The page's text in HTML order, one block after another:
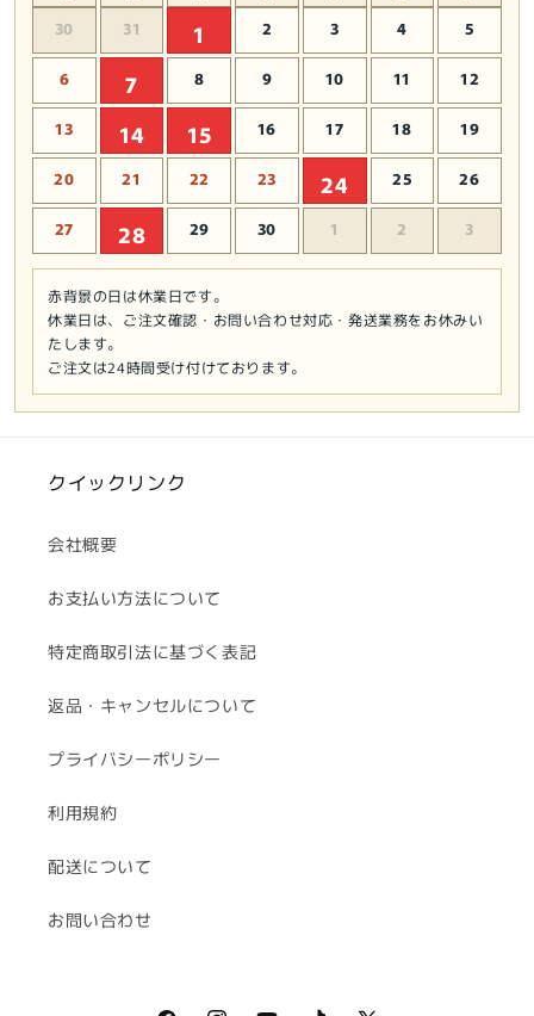
30 31 1 2 3 4 5
6 7 8 9 10 11 12
13 14 15 16 17 18 19
20 21 22 23 24 25 26
27 28 29 30 1 2 3
赤背景の日は休業日です。
休業日は、ご注文確認・お問い合わせ対応・発送業務をお休みい
たします。
ご注文は24時間受け付けております。
クイックリンク
会社概要
お支払い方法について
特定商取引法に基づく表記
返品・キャンセルについて
プライバシーポリシー
利用規約
配送について
お問い合わせ